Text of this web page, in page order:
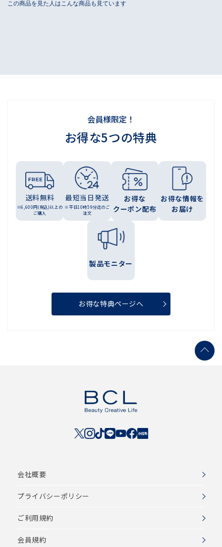
会員様限定！
お得な5つの特典
送料無料
※6,600円(税込)以上の
ご購入
最短当日発送
※平日10時59分迄のご
注文
お得な
クーポン配布
お得な情報を
お届け
製品モニター
お得な特典ページへ
会社概要
プライバシーポリシー
ご利用規約
会員規約